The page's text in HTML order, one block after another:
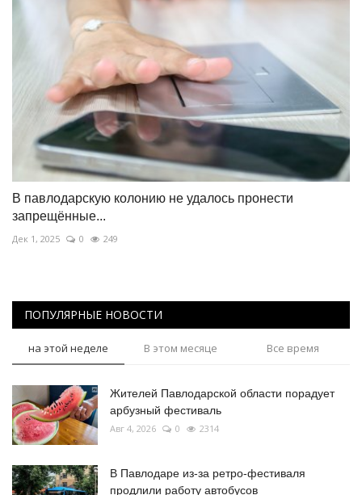
В павлодарскую колонию не удалось пронести
запрещённые...
Дек 1, 2025 0 249
ПОПУЛЯРНЫЕ НОВОСТИ
на этой неделе В этом месяце Все время
Жителей Павлодарской области порадует
арбузный фестиваль
Авг 4, 2026 0 2314
В Павлодаре из-за ретро-фестиваля
продлили работу автобусов